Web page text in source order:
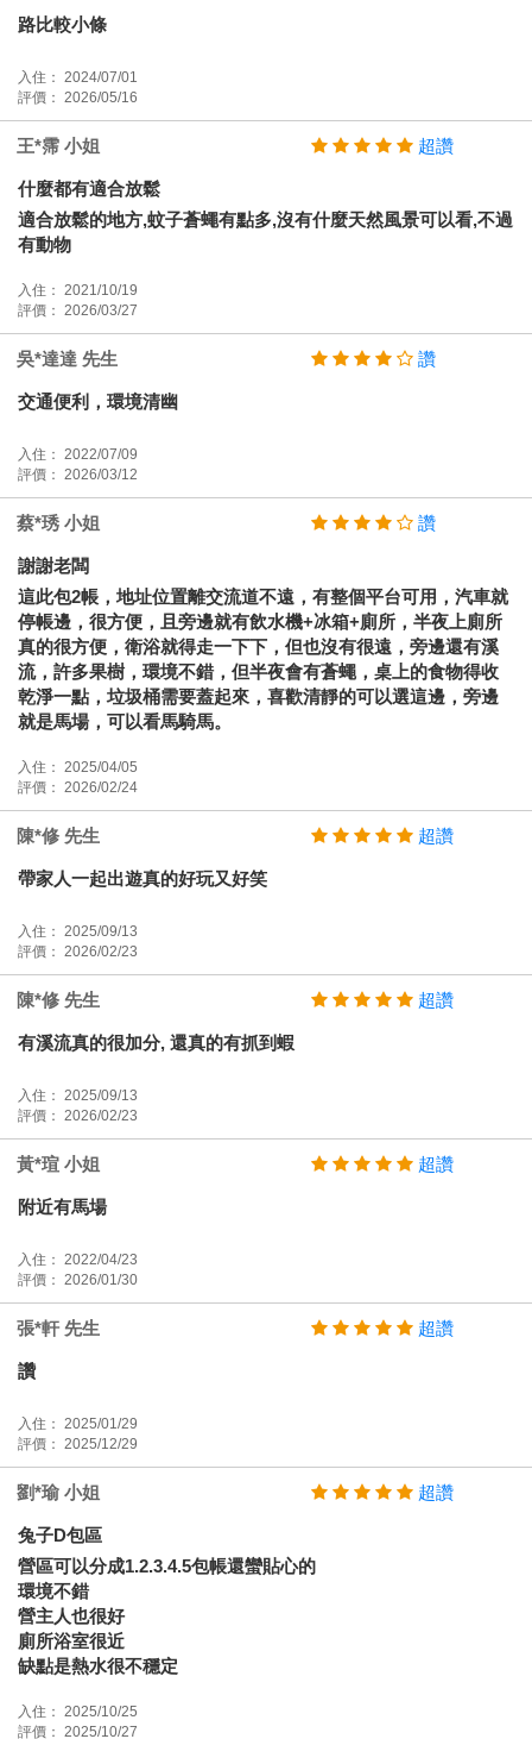
路比較小條
入住： 2024/07/01
評價： 2026/05/16
王*霈 小姐 超讚
什麼都有適合放鬆
適合放鬆的地方,蚊子蒼蠅有點多,沒有什麼天然風景可以看,不過
有動物
入住： 2021/10/19
評價： 2026/03/27
吳*達達 先生 讚
交通便利，環境清幽
入住： 2022/07/09
評價： 2026/03/12
蔡*琇 小姐 讚
謝謝老闆
這此包2帳，地址位置離交流道不遠，有整個平台可用，汽車就
停帳邊，很方便，且旁邊就有飲水機+冰箱+廁所，半夜上廁所
真的很方便，衛浴就得走一下下，但也沒有很遠，旁邊還有溪
流，許多果樹，環境不錯，但半夜會有蒼蠅，桌上的食物得收
乾淨一點，垃圾桶需要蓋起來，喜歡清靜的可以選這邊，旁邊
就是馬場，可以看馬騎馬。
入住： 2025/04/05
評價： 2026/02/24
陳*修 先生 超讚
帶家人一起出遊真的好玩又好笑
入住： 2025/09/13
評價： 2026/02/23
陳*修 先生 超讚
有溪流真的很加分, 還真的有抓到蝦
入住： 2025/09/13
評價： 2026/02/23
黃*瑄 小姐 超讚
附近有馬場
入住： 2022/04/23
評價： 2026/01/30
張*軒 先生 超讚
讚
入住： 2025/01/29
評價： 2025/12/29
劉*瑜 小姐 超讚
兔子D包區
營區可以分成1.2.3.4.5包帳還蠻貼心的
環境不錯
營主人也很好
廁所浴室很近
缺點是熱水很不穩定
入住： 2025/10/25
評價： 2025/10/27